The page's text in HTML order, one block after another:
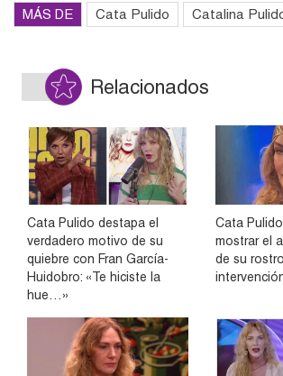
MÁS DE Cata Pulido Catalina
Relacionados
Cata Pulido destapa el
verdadero motivo de su
quiebre con Fran García-
Huidobro: «Te hiciste la
hue…»
Cata
mostrar el
de su